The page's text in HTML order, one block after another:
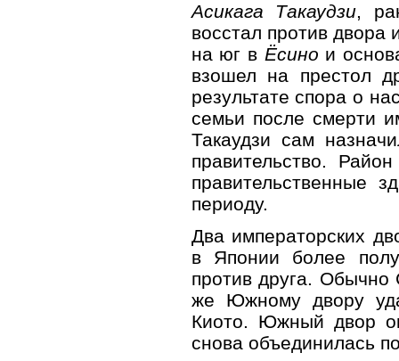
Асикага Такаудзи,
восстал против двора
на юг в Ёсино и
взошел на престол
результате спора о
семьи после смерти
Такаудзи сам
правительство.
правительственные
периоду.
Два императорских
в Японии более
против друга. Обычно
же Южному двору
Киото. Южный двор
снова объединилась